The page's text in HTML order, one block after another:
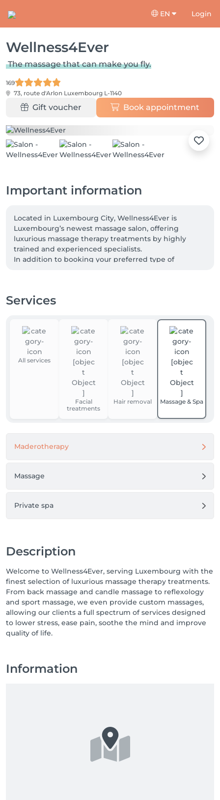
EN Login
Wellness4Ever
The massage that can make you fly.
169
73, route d'Arlon Luxembourg L-1140
Gift voucher Book appointment
Important information
Located in Luxembourg City, Wellness4Ever is
Luxembourg’s newest massage salon, offering
luxurious massage therapy treatments by highly
trained and experienced specialists.
In addition to booking your preferred type of
Services
All services
Facial
treatments
Hair removal Massage & Spa
Maderotherapy
Massage
Private spa
Description
Welcome to Wellness4Ever, serving Luxembourg with the
finest selection of luxurious massage therapy treatments.
From back massage and candle massage to reflexology
and sport massage, we even provide custom massages,
allowing our clients a full spectrum of services designed
to lower stress, ease pain, soothe the mind and improve
quality of life.
Information